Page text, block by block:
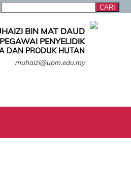
BIN MAT DAUD
PEGAWAI PENYELIDIK
DAN PRODUK HUTAN
muhaizi@upm.edu.my